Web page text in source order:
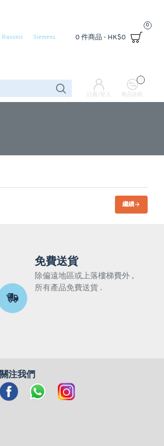
Rasonic Siemens 0 件商品 - HK$0
0
註冊/登入 商品比較
0
繼續
免費送貨
除偏遠地區或上落樓梯費外 ,
所有產品免費送貨 .
關注我們